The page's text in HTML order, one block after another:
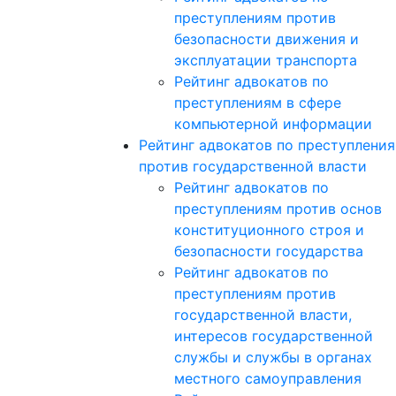
преступлениям против
безопасности движения и
эксплуатации транспорта
Рейтинг адвокатов по
преступлениям в сфере
компьютерной информации
Рейтинг адвокатов по
против государственной власти
Рейтинг адвокатов по
преступлениям против основ
конституционного строя и
безопасности государства
Рейтинг адвокатов по
преступлениям против
государственной власти,
интересов государственной
службы и службы в органах
местного самоуправления